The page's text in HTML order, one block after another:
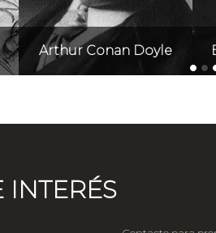
Arthur Conan Doyle
INTERÉS